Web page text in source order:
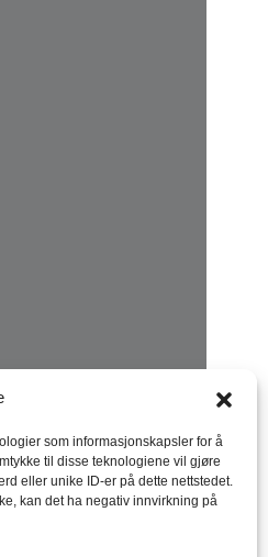
som informasjonskapsler for å
til disse teknologiene vil gjøre
eller unike ID-er på dette nettstedet.
kan det ha negativ innvirkning på